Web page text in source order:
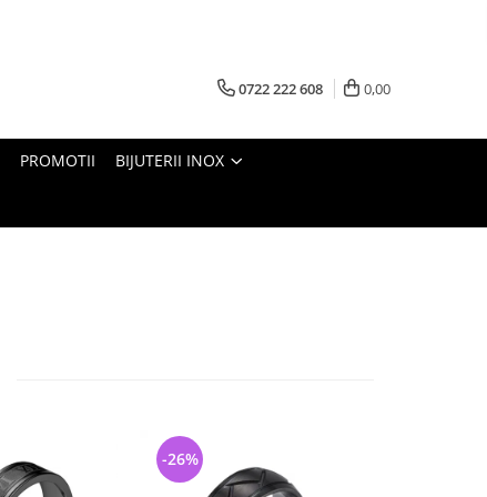
0722 222 608 0,00
PROMOTII BIJUTERII INOX
-26%